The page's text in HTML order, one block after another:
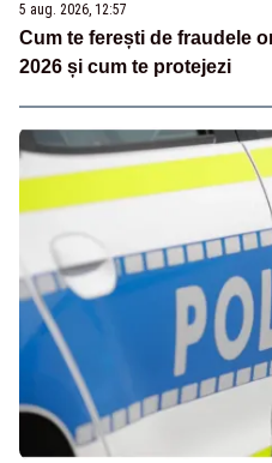
5 aug. 2026, 12:57
Cum te ferești de fraudele
2026 și cum te protejezi